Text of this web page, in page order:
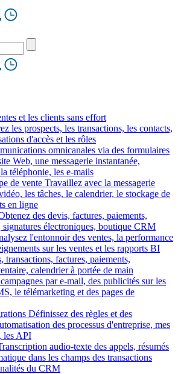
et les clients sans effort
les prospects, les transactions, les contacts,
d'accès et les rôles
omnicanales via des formulaires
Web, une messagerie instantanée,
téléphonie, les e-mails
de vente Travaillez avec la messagerie
les tâches, le calendrier, le stockage de
en ligne
des devis, factures, paiements,
signatures électroniques, boutique CRM
l'entonnoir des ventes, la performance
sur les ventes et les rapports BI
transactions, factures, paiements,
calendrier à portée de main
par e-mail, des publicités sur les
le télémarketing et des pages de
Définissez des règles et des
des processus d'entreprise, mes
les API
audio-texte des appels, résumés
dans les champs des transactions
du CRM